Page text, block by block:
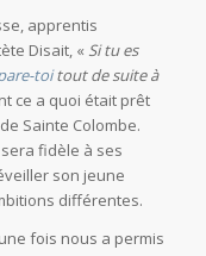
apprentis
Disait, « Si tu es
toitout de suite à
ce a quoi était prêt
Sainte Colombe.
sera fidèle à ses
son jeune
différentes.
fois nous a permis